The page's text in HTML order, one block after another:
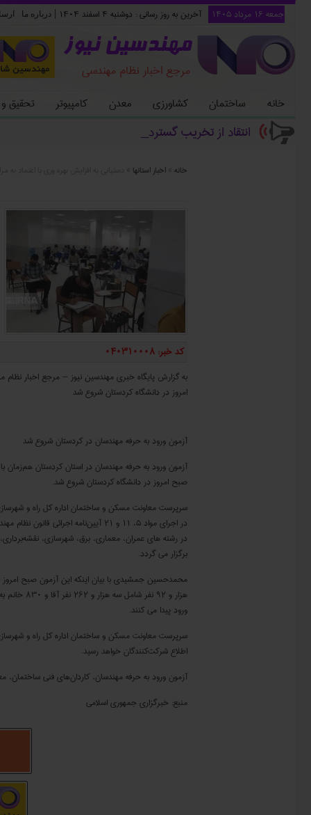
جمعه ۱۶ مرداد ۱۴۰۵ آخرین به روز رسانی : دوشنبه ۴ اسفند ۱۴۰۴ | درباره ما
مهندسین نیوز
مرجع اخبار نظام مهندسی
خانه ساختمان کشاورزی معدن کامپیوتر تحقیق
انتقاد از تخریب گسترده ساختمان‌ه _
خانه اخبار استانها
کد خبر: 040310008
به گزارش پایگاه خبری مهندسین نیوز – مرجع اخبار
امروز در دانشگاه کردستان شروع شد
آزمون ورود به حرفه مهندسان در کردستان شروع شد
آزمون ورود به حرفه مهندسان در استان کردستان هم‌زمان
صبح امروز در دانشگاه کردستان شروع شد.
سرپرست معاونت مسکن و ساختمان اداره کل راه و
در اجرای مواد ۵، ۱۱ و ۲۱ آیین‌نامه
در رشته های عمران، معماری، ‌برق، شهرسازی،
برگزار می گردد.
هزار و
ورود پیدا می کنند.
اطلاع شرکت‌کنندگان خواهد رسید.
آزمون ورود به حرفه مهندسان، کاردان‌های فنی
منبع: خبرگزاری جمهوری اسلامی